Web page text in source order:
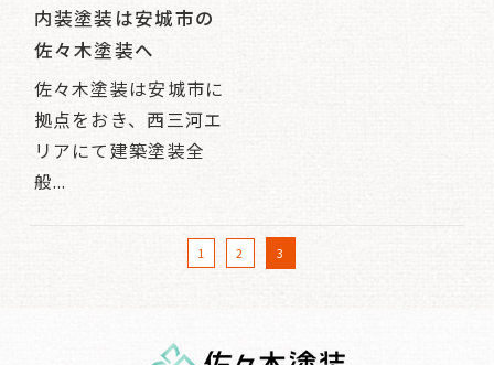
内装塗装は安城市の
佐々木塗装へ
佐々木塗装は安城市に
拠点をおき、西三河エ
リアにて建築塗装全
般...
1 2 3